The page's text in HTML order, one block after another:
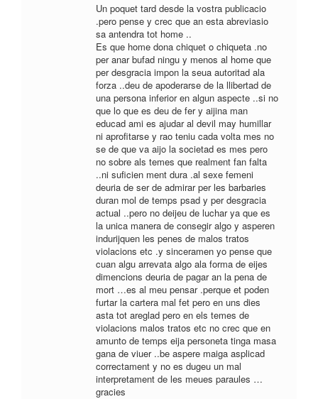
Un poquet tard desde la vostra publicacio
.pero pense y crec que an esta abreviasio
sa antendra tot home ..
Es que home dona chiquet o chiqueta .no
per anar bufad ningu y menos al home que
per desgracia impon la seua autoritad ala
forza ..deu de apoderarse de la llibertad de
una persona inferior en algun aspecte ..si no
que lo que es deu de fer y aijina man
educad ami es ajudar al devil may humillar
ni aprofitarse y rao teniu cada volta mes no
se de que va aijo la societad es mes pero
no sobre als temes que realment fan falta
..ni suficien ment dura .al sexe femeni
deuria de ser de admirar per les barbaries
duran mol de temps psad y per desgracia
actual ..pero no deijeu de luchar ya que es
la unica manera de consegir algo y asperen
indurijquen les penes de malos tratos
violacions etc .y sinceramen yo pense que
cuan algu arrevata algo ala forma de eijes
dimencions deuria de pagar an la pena de
mort …es al meu pensar .perque et poden
furtar la cartera mal fet pero en uns dies
asta tot areglad pero en els temes de
violacions malos tratos etc no crec que en
amunto de temps eija personeta tinga masa
gana de viuer ..be aspere maiga asplicad
correctament y no es dugeu un mal
interpretament de les meues paraules …
gracies